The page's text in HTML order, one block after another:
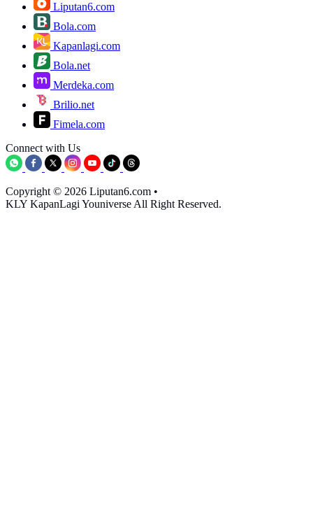
Liputan6.com
Bola.com
Kapanlagi.com
Bola.net
Merdeka.com
Brilio.net
Fimela.com
Connect with Us
Copyright © 2026 Liputan6.com •
KLY KapanLagi Youniverse All Right Reserved.